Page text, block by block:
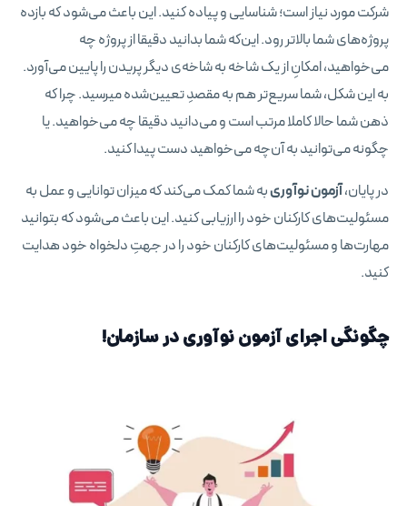
شرکت مورد نیاز است؛ شناسایی و پیاده کنید. این باعث می‌شود که بازده
پروژه‌های شما بالاتر رود. این‌که شما بدانید دقیقا از پروژه چه
می‌خواهید، امکانِ از یک شاخه به شاخه‌ی دیگر پریدن را پایین می‌آورد.
به این شکل، شما سریع‌تر هم به مقصدِ تعیین‌شده می‎رسید. چرا که
ذهن شما حالا کاملا مرتب است و می‌دانید دقیقا چه می‌خواهید. یا
چگونه می‌توانید به آن‌چه می‌خواهید دست پیدا کنید.
در پایان،آزمون نوآوریبه شما کمک می‌کند که میزان توانایی و عمل به
مسئولیت‌های کارکنان خود را ارزیابی کنید. این باعث می‌شود که بتوانید
مهارت‌ها و مسئولیت‌های کارکنان خود را در جهتِ دلخواه خود هدایت
کنید.
چگونگی اجرای آزمون نوآوری در سازمان!